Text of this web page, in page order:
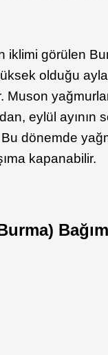
iklimi görülen
olduğu
Muson
eylül ayının
dönemde
kapanabilir.